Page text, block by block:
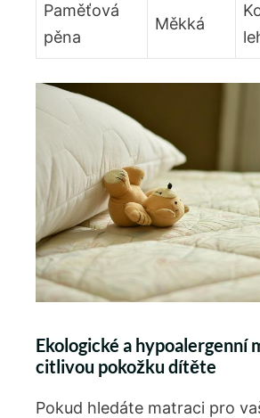
Paměťová
pěna
Měkká
Ekologické‍ a ⁢hypoalergenní
⁢citlivou pokožku dítěte
Pokud hledáte matraci pro